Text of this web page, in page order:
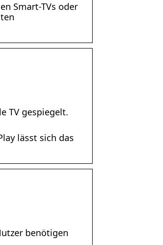
Smart-TVs oder
TV gespiegelt.
lässt sich das
benötigen